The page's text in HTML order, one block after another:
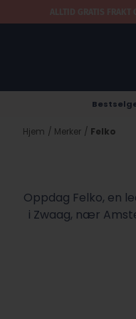
Hjem / Merker / Felko
Oppdag Felko, en
i Zwaag, nær